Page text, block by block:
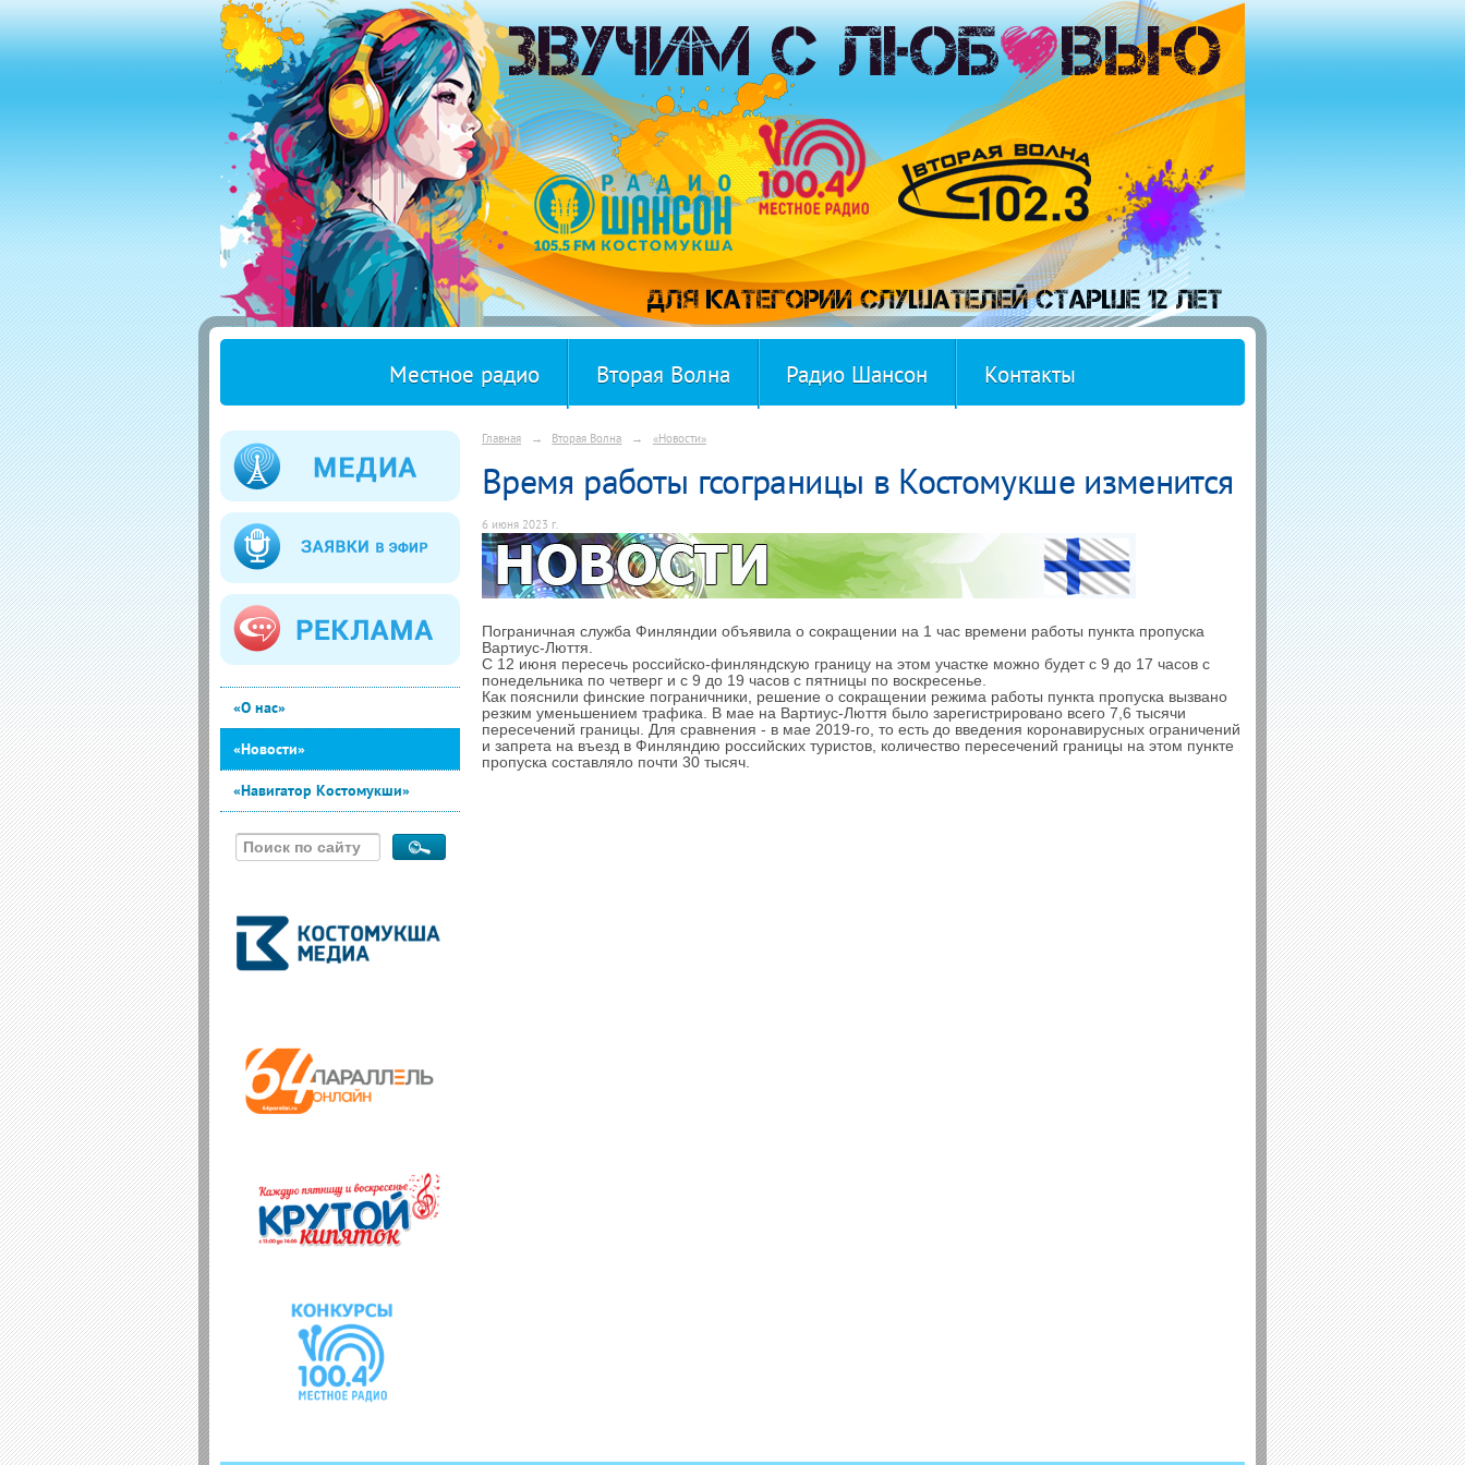
Местное радио Вторая Волна Радио Шансон Контакты
«О нас»
«Новости»
«Навигатор Костомукши»
Главная → Вторая Волна → «Новости»
Время работы гсограницы в Костомукше изменится
6 июня 2023 г.
Пограничная служба Финляндии объявила о сокращении на 1 час времени работы пункта пропуска
Вартиус-Люття.
С 12 июня пересечь российско-финляндскую границу на этом участке можно будет с 9 до 17 часов с
понедельника по четверг и с 9 до 19 часов с пятницы по воскресенье.
Как пояснили финские пограничники, решение о сокращении режима работы пункта пропуска вызвано
резким уменьшением трафика. В мае на Вартиус-Люття было зарегистрировано всего 7,6 тысячи
пересечений границы. Для сравнения - в мае 2019-го, то есть до введения коронавирусных ограничений
и запрета на въезд в Финляндию российских туристов, количество пересечений границы на этом пункте
пропуска составляло почти 30 тысяч.